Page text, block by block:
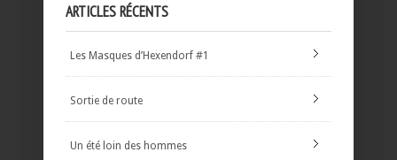
ARTICLES RÉCENTS
Les Masques d’Hexendorf #1
Sortie de route
Un été loin des hommes